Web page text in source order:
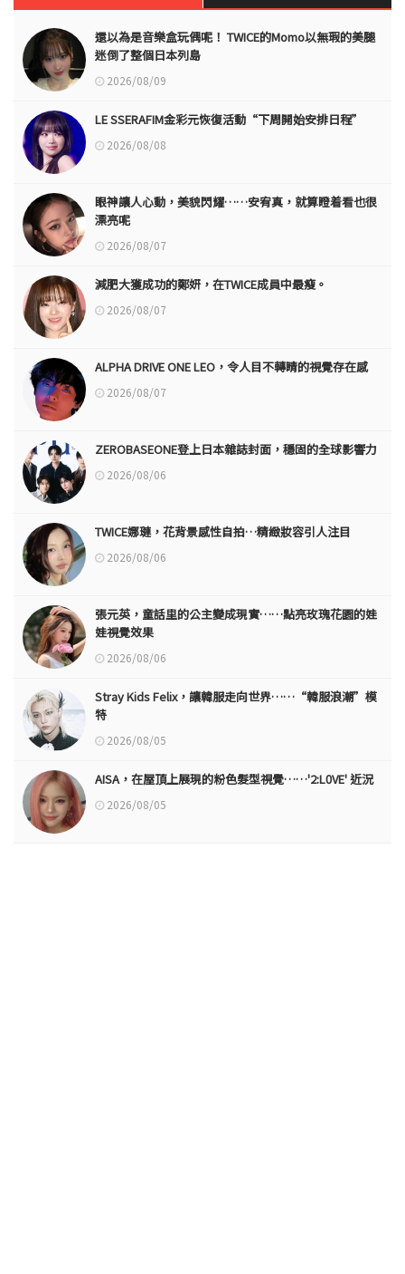
還以為是音樂盒玩偶呢！ TWICE的Momo以無瑕的美腿
迷倒了整個日本列島
2026/08/09
LE SSERAFIM金彩元恢復活動“下周開始安排日程”
2026/08/08
眼神讓人心動，美貌閃耀……安宥真，就算瞪着看也很
漂亮呢
2026/08/07
減肥大獲成功的鄭妍，在TWICE成員中最瘦。
2026/08/07
ALPHA DRIVE ONE LEO，令人目不轉睛的視覺存在感
2026/08/07
ZEROBASEONE登上日本雜誌封面，穩固的全球影響力
2026/08/06
TWICE娜璉，花背景感性自拍…精緻妝容引人注目
2026/08/06
張元英，童話里的公主變成現實……點亮玫瑰花園的娃
娃視覺效果
2026/08/06
Stray Kids Felix，讓韓服走向世界……“韓服浪潮”模
特
2026/08/05
AISA，在屋頂上展現的粉色髮型視覺……'2:L0VE' 近況
2026/08/05